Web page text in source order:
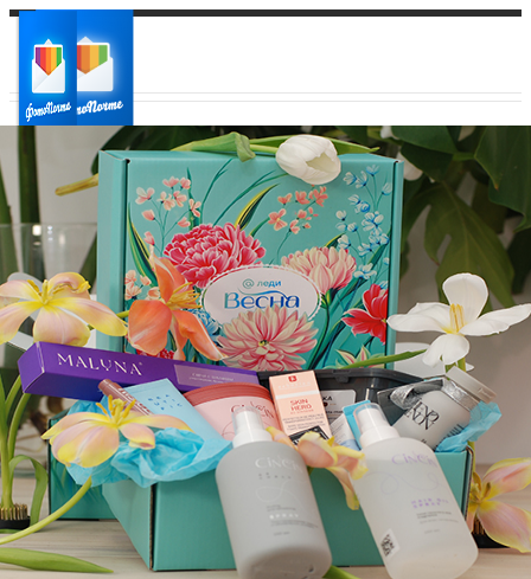
Ваш город:
Ваш регион доставки
Выберите из списка: